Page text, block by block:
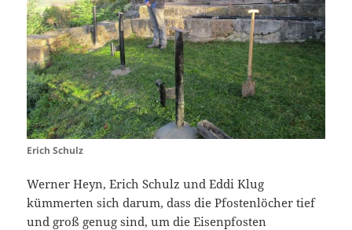
Erich Schulz
Werner Heyn, Erich Schulz und Eddi Klug
kümmerten sich darum, dass die Pfostenlöcher tief
und groß genug sind, um die Eisenpfosten